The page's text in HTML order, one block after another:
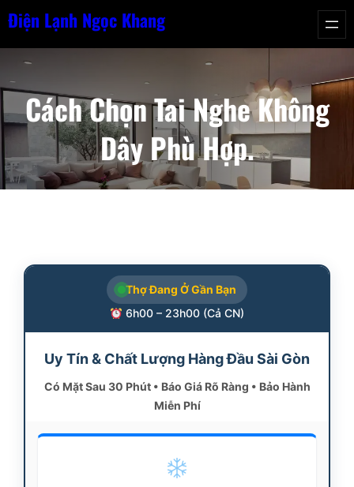
Chuyển
nội
dung
Điện Lạnh Ngọc Khang
Cách Chọn Tai Nghe Không
Dây Phù Hợp.
Thợ Đang Ở Gần Bạn
6h00 – 23h00 (Cả CN)
Uy Tín & Chất Lượng Hàng Đầu Sài Gòn
Có Mặt Sau 30 Phút • Báo Giá Rõ Ràng • Bảo Hành
Miễn Phí